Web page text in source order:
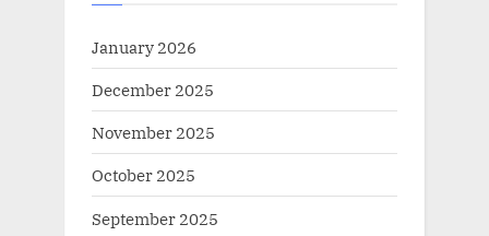
January 2026
December 2025
November 2025
October 2025
September 2025